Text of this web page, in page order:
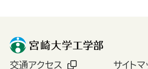
交通アクセス サイトマ